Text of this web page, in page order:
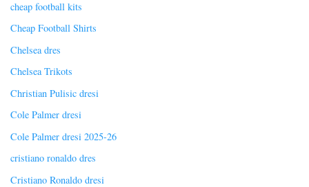
cheap football kits
Cheap Football Shirts
Chelsea dres
Chelsea Trikots
Christian Pulisic dresi
Cole Palmer dresi
Cole Palmer dresi 2025-26
cristiano ronaldo dres
Cristiano Ronaldo dresi